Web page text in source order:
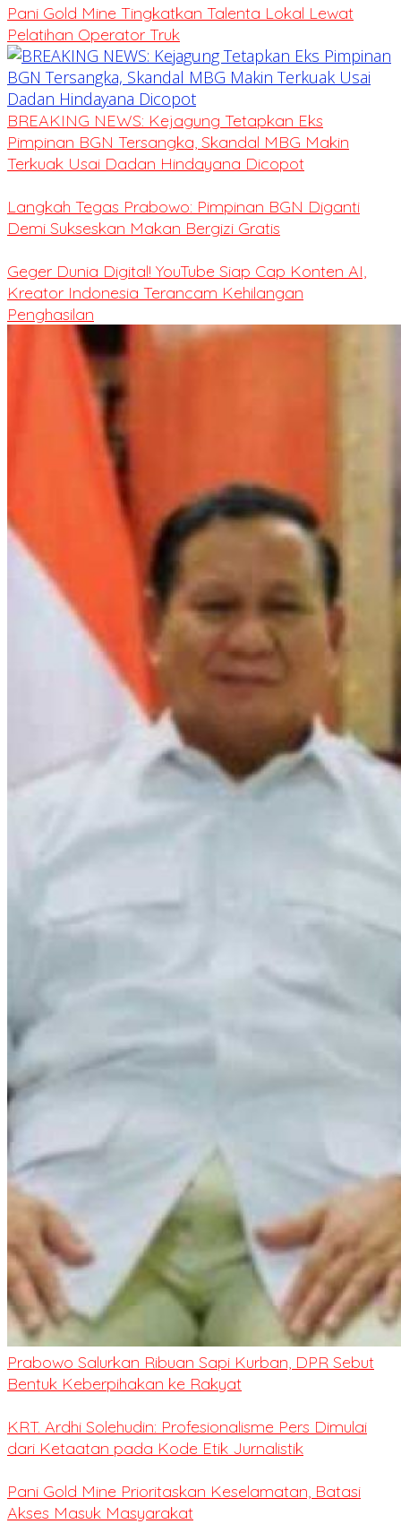
Pani Gold Mine Tingkatkan Talenta Lokal Lewat
Pelatihan Operator Truk
BREAKING NEWS: Kejagung Tetapkan Eks
Pimpinan BGN Tersangka, Skandal MBG Makin
Terkuak Usai Dadan Hindayana Dicopot
Langkah Tegas Prabowo: Pimpinan BGN Diganti
Demi Sukseskan Makan Bergizi Gratis
Geger Dunia Digital! YouTube Siap Cap Konten AI,
Kreator Indonesia Terancam Kehilangan
Penghasilan
Prabowo Salurkan Ribuan Sapi Kurban, DPR Sebut
Bentuk Keberpihakan ke Rakyat
KRT. Ardhi Solehudin: Profesionalisme Pers Dimulai
dari Ketaatan pada Kode Etik Jurnalistik
Pani Gold Mine Prioritaskan Keselamatan, Batasi
Akses Masuk Masyarakat